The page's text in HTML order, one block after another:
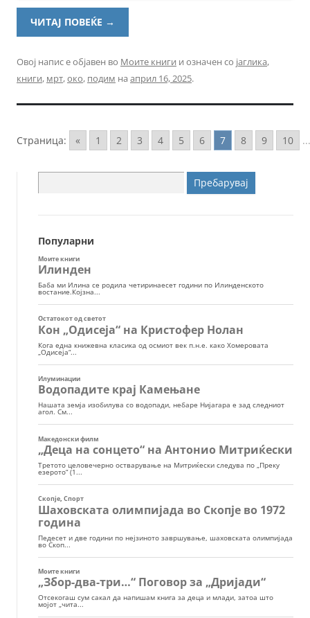
ЧИТАЈ ПОВЕЌЕ →
Овој напис е објавен во Моите книги и означен со јаглика,
книги, мрт,око, подим на април 16, 2025.
Страница: « 1 2 3 4 5 6 7 8 9 10 ...
за:
Популарни